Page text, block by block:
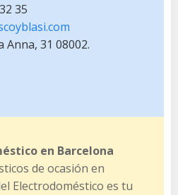
35
Anna, 31 08002.
en Barcelona
de ocasión en
Electrodoméstico es tu